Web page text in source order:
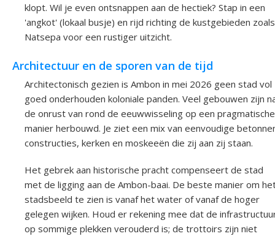
klopt. Wil je even ontsnappen aan de hectiek? Stap in een
'angkot' (lokaal busje) en rijd richting de kustgebieden zoals
Natsepa voor een rustiger uitzicht.
Architectuur en de sporen van de tijd
Architectonisch gezien is Ambon in mei 2026 geen stad vol
goed onderhouden koloniale panden. Veel gebouwen zijn
de onrust van rond de eeuwwisseling op een pragmatische
manier herbouwd. Je ziet een mix van eenvoudige
constructies, kerken en moskeeën die zij aan zij staan.
Het gebrek aan historische pracht compenseert de stad
met de ligging aan de Ambon-baai. De beste manier om
stadsbeeld te zien is vanaf het water of vanaf de hoger
gelegen wijken. Houd er rekening mee dat de
op sommige plekken verouderd is; de trottoirs zijn niet